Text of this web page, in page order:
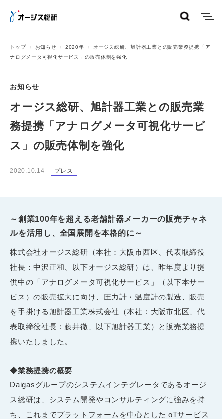
トップ お知らせ 2020年
オージス総研、旭計器工業との販売業務提携「ア
ナログメータ可視化サービス」の販売体制を強化
お知らせ
オージス総研、旭計器工業との販売業
務提携「アナログメータ可視化サービ
ス」の販売体制を強化
2020.10.14 プレス
～創業100年を超える老舗計器メーカーの販売チャネ
ルを活用し、全国展開を本格的に～
株式会社オージス総研（本社：大阪市西区、代表取締役
社長：中沢正和、以下オージス総研）は、昨年度より提
供中の「アナログメータ可視化サービス」（以下本サー
ビス）の販売拡大に向け、圧力計・温度計の製造、販売
を手掛ける旭計器工業株式会社（本社：大阪市北区、代
表取締役社長：藤井徹、以下旭計器工業）と販売業務提
携いたしました。
◆業務提携の概要
Daigasグループのシステムインテグレータであるオージ
ス総研は、システム開発やコンサルティングに強みを持
ち、これまでプラットフォームを中心とした IoTサービス